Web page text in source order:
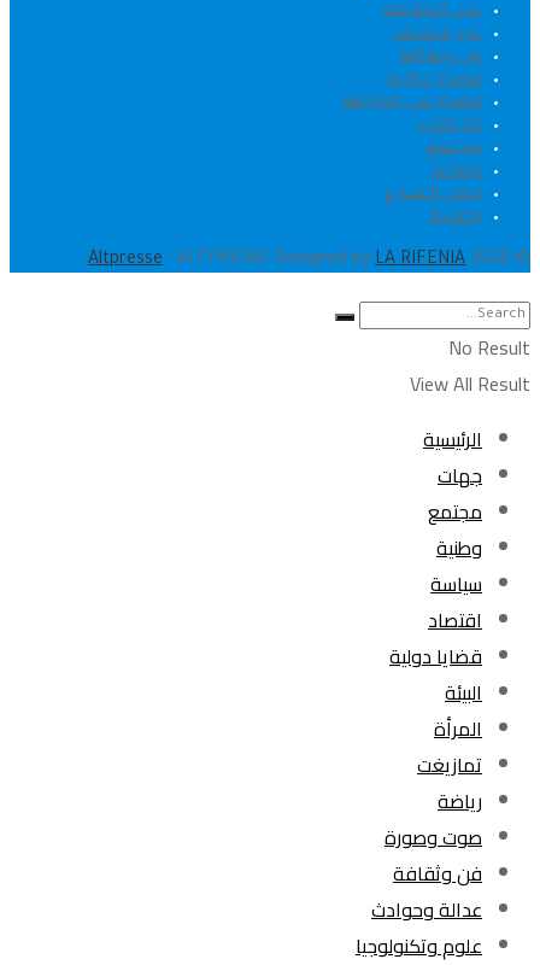
عين الحقيقة
غير مصنف
فن وثقافة
قضايا دولية
قضايا في الواجهة
كاريكاتير
مجتمع
معالم
نبض الشارع
وطنية
© 2020
Altpresse - ALTPRESSE Designed by LA RIFENIA
.
No Result
View All Result
الرئيسية
جهات
مجتمع
وطنية
سياسة
اقتصاد
قضايا دولية
البيئة
المرأة
تمازيغت
رياضة
صوت وصورة
فن وثقافة
عدالة وحوادث
علوم وتكنولوجيا